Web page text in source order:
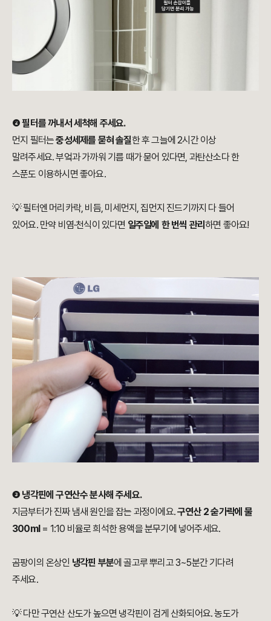
❷필터를 꺼내서 세척해 주세요.
먼지 필터는중성세제를 묻혀 솔질한 후 그늘에 2시간 이상
말려주세요. 부엌과 가까워 기름 때가 묻어 있다면, 과탄산소다 한
스푼도 이용하시면 좋아요.
💡 필터엔 머리카락, 비듬, 미세먼지, 집먼지 진드기까지 다 들어
있어요. 만약 비염·천식이 있다면 일주일에 한 번씩 관리하면 좋아요!
❸ 냉각핀에 구연산수 분사해 주세요.
지금부터가 진짜 냄새 원인을 잡는 과정이에요.구연산 2 숟가락에 물
300ml= 1:10 비율로 희석한 용액을 분무기에 넣어주세요.
곰팡이의 온상인 냉각핀 부분에 골고루 뿌리고 3~5분간 기다려
주세요.
💡 다만 구연산 산도가 높으면 냉각핀이 검게 산화되어요. 농도가